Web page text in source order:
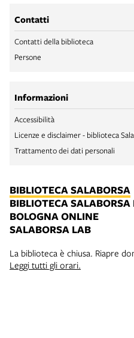
Contatti
Contatti della biblioteca
Persone
Informazioni
Accessibilità
Licenze e disclaimer - biblioteca
Trattamento dei dati personali
BIBLIOTECA SALABORSA
BIBLIOTECA SALABORSA
BOLOGNA ONLINE
SALABORSA LAB
La biblioteca è chiusa. Riapre
Leggi tutti gli orari.